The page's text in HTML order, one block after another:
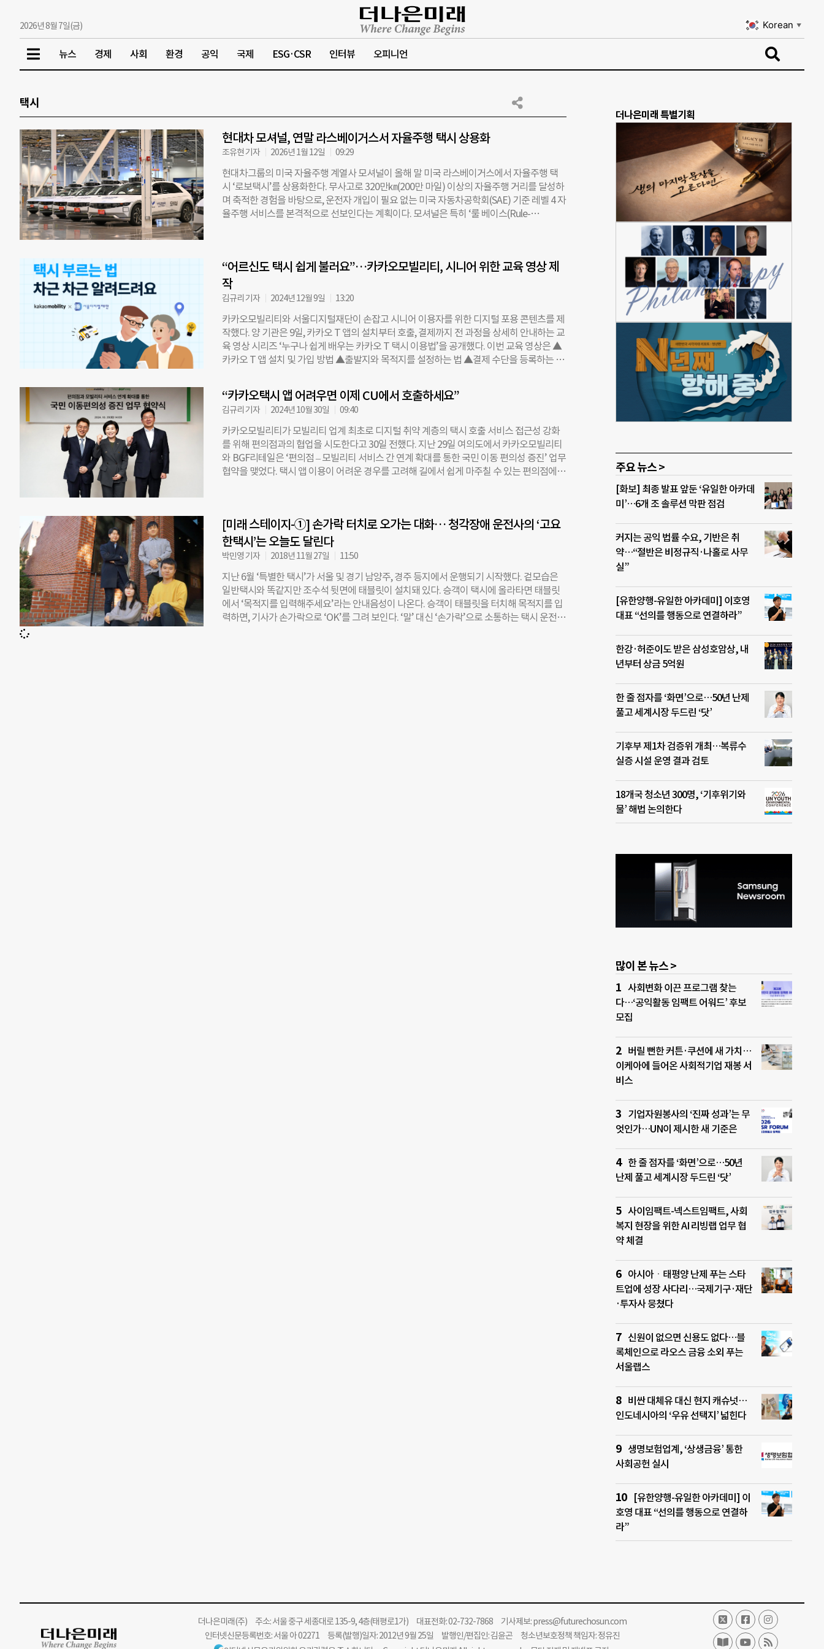
2026년 8월 7일(금) Korean ▼
뉴스 경제 사회 환경 공익 국제 ESG·CSR 인터뷰 오피니언
택시
현대차 모셔널, 연말 라스베이거스서 자율주행 택시 상용화
조유현 기자 2026년 1월 12일 09:29
현대차그룹의 미국 자율주행 계열사 모셔널이 올해 말 미국 라스베이거스에서 자율주행 택
시 ‘로보택시’를 상용화한다. 무사고로 320만㎞(200만 마일) 이상의 자율주행 거리를 달성하
며 축적한 경험을 바탕으로, 운전자 개입이 필요 없는 미국 자동차공학회(SAE) 기준 레벨 4 자
율주행 서비스를 본격적으로 선보인다는 계획이다. 모셔널은 특히 ‘룰 베이스(Rule-
성을 동시에 확보하겠다는 전략이다. 모셔널은 지난 8일(현지시간) 미국 라스베이거스 테크
니컬 센터에서 국내 기자단과 간담회를 열고 이 같은 계획을 공개했다. 회사는 올해 말 라스베
이거스에서 아이오닉 5 기반 로보택시를 투입해 일반 고객을 대상으로 한 라이드 헤일링 서
도 운전자 개입 없이 대응할 수 있는 수준을 의미한다. 이를 위해 모셔널은 올해 초부터 라스
베이거스에서 로보택시 시범 운영을 진행하며 안전성, 주행 품질, 고객 경험 등을 종합적으로
검증할 예정이다. 모셔널이 첫 상용화 지역으로 라스베이거스를 선택한 배경에는 까다로운
주행 환경에서도 안전한 자율주행을 구현할 수 있다는 기술적 자신감이 깔려 있다. 로라 메이
를 달성했다”며 “안전이 모셔널의 모든 활동에서 가장 중요한 가치임을 보여주는 성과”라고
강조했다. 라스베이거스는 관광·엔터테인먼트 산업이 발달해 라이드 헤일링 수요가
“어르신도 택시 쉽게 불러요”…카카오모빌리티, 시니어 위한 교육 영상 제
작
김규리 기자 2024년 12월 9일 13:20
카카오모빌리티와 서울디지털재단이 손잡고 시니어 이용자를 위한 디지털 포용 콘텐츠를 제
작했다. 양 기관은 9일, 카카오 T 앱의 설치부터 호출, 결제까지 전 과정을 상세히 안내하는 교
육 영상 시리즈 ‘누구나 쉽게 배우는 카카오 T 택시 이용법’을 공개했다. 이번 교육 영상은 ▲
카카오 T 앱 설치 및 가입 방법 ▲출발지와 목적지를 설정하는 법 ▲결제 수단을 등록하는 법
총 5가지 주제로 구성됐다. 영상은 3~5분 길이로 제작됐으며, 시니어 학습자의 특성을 고려해
서울디지털재단의 시니어 강사가 직접 출연해 친근함을 더했다. 카카오모빌리티는 교육 영
상 제작에 앞서 시니어들이 겪는 현실적 어려움을 파악하기 위해 서울디지털재단 내 ‘어디나
지원단’ 강사진을 대상으로 사전 수요 조사를 했다. 약 100명을 대상으로 진행한 설문조사 결
과, 시니어 이용자들은 탑승 위치 설정법(52.3%), 카드등록 및 결제법(36.4%), 기사님과 직접
통화하는 법(5.86%), 자녀에게 안심문자 보내는 방법(3.41%) 순으로 교육 주제를 희망한 것
으로 나타났다. 해당 영상은 카카오모빌리티 유튜브 채널에서 확인할 수 있다. 향후 카카오 T
선 카카오모빌리티 대표는 “디지털 소외 계층의 어려움을 해결하기 위해 다양한 튜토리얼 콘
텐츠를 꾸준히 선보이겠다”며 “서울디지털재단과의 협업은 이동권을 포함한 디지털 접근성
을 높이는
“카카오택시 앱 어려우면 이제 CU에서 호출하세요”
김규리 기자 2024년 10월 30일 09:40
카카오모빌리티가 모빌리티 업계 최초로 디지털 취약 계층의 택시 호출 서비스 접근성 강화
를 위해 편의점과의 협업을 시도한다고 30일 전했다. 지난 29일 여의도에서 카카오모빌리티
와 BGF리테일은 ‘편의점 – 모빌리티 서비스 간 연계 확대를 통한 국민 이동 편의성 증진’ 업무
협약을 맺었다. 택시 앱 이용이 어려운 경우를 고려해 길에서 쉽게 마주칠 수 있는 편의점에서
용에 익숙하지 않은 디지털 취약계층이 택시 이용에 불편을 겪고 있다는 점을 언급하며 사회
적 약자의 환경 개선을 위해 관련 정책을 제안한 바 있다. 양사는 이번 협약을 통해 ▲편의점
을 출발지로 설정해 ▲택시가 점포 앞으로 호출되도록 하여 ▲스마트폰 없이도 택시 호출 서
용자 편의성 향상에도 긍정적 효과를 낼 수 있을 것으로 내다보고 있다. 택시 플랫폼의 사용자
인터페이스 및 사용자 경험(UI/UX) 등 앱 접근성 개선을 하더라도 연령, 디지털 기기 활용 능
력, 스마트폰 보유 여부 등으로 인해 호출 서비스 이용 자체가 어려운 경우에는 근본적인 해결
점을 찾기 어려웠기 때문이다. 류긍선 카카오모빌리티 대표는 “실버세대 등 모바일 앱으로 택
[미래 스테이지-①] 손가락 터치로 오가는 대화… 청각장애 운전사의 ‘고요
한택시’는 오늘도 달린다
박민영 기자 2018년 11월 27일 11:50
지난 6월 ‘특별한 택시’가 서울 및 경기 남양주, 경주 등지에서 운행되기 시작했다. 겉모습은
일반택시와 똑같지만 조수석 뒷면에 태블릿이 설치돼 있다. 승객이 택시에 올라타면 태블릿
에서 ‘목적지를 입력해주세요’라는 안내음성이 나온다. 승객이 태블릿을 터치해 목적지를 입
력하면, 기사가 손가락으로 ‘OK’를 그려 보인다. ‘말’ 대신 ‘손가락’으로 소통하는 택시 운전기
더나은미래 특별기획
주요 뉴스 >
[화보] 최종 발표 앞둔 ‘유일한 아카데
미’…6개 조 솔루션 막판 점검
커지는 공익 법률 수요, 기반은 취
약…“절반은 비정규직·나홀로 사무
실”
[유한양행-유일한 아카데미] 이호영
대표 “선의를 행동으로 연결하라”
한강·허준이도 받은 삼성호암상, 내
년부터 상금 5억원
한 줄 점자를 ‘화면’으로…50년 난제
풀고 세계시장 두드린 ‘닷’
기후부 제1차 검증위 개최…복류수
실증 시설 운영 결과 검토
18개국 청소년 300명, ‘기후위기와
물’ 해법 논의한다
많이 본 뉴스 >
사회변화 이끈 프로그램 찾는
다…‘공익활동 임팩트 어워드’ 후보
모집
버릴 뻔한 커튼·쿠션에 새 가치…
이케아에 들어온 사회적기업 재봉 서
비스
기업자원봉사의 ‘진짜 성과’는 무
엇인가…UN이 제시한 새 기준은
한 줄 점자를 ‘화면’으로…50년
난제 풀고 세계시장 두드린 ‘닷’
사이임팩트-넥스트임팩트, 사회
복지 현장을 위한 AI 리빙랩 업무 협
약 체결
아시아ㆍ태평양 난제 푸는 스타
트업에 성장 사다리…국제기구·재단
·투자사 뭉쳤다
신원이 없으면 신용도 없다…블
록체인으로 라오스 금융 소외 푸는
서울랩스
비싼 대체유 대신 현지 캐슈넛…
인도네시아의 ‘우유 선택지’ 넓힌다
생명보험업계, ‘상생금융’ 통한
사회공헌 실시
[유한양행-유일한 아카데미] 이
호영 대표 “선의를 행동으로 연결하
라”
더나은미래(주)주소: 서울 중구 세종대로 135-9, 4층(태평로1가) 대표전화: 02-732-7868 기사제보:press@futurechosun.com
인터넷신문등록번호: 서울 아 02271 등록(발행)일자: 2012년 9월 25일 발행인/편집인: 김윤곤 청소년보호정책 책임자: 정유진